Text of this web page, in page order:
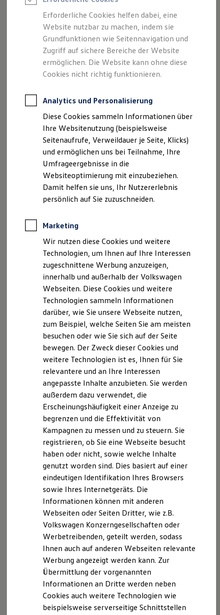
Elektroauto Leasing
Kleinwagen-Leasing
Leasing ohne Anzahlung
Finanzierung
Autokredit mit Schlussrate
Versicherungen und Garantien
Kfz-Versicherung
Restschuldversicherungen
Garantien
Professional Class bei Volkswagen
Behörden
Direktkunden
Sonderfahrzeuge
Anpfiff zum Gewinn
Elektromobilität
Elektroautos
ID. Tutorials
Elektrofahrzeugkonzepte
ID. EVERY1
Reichweite
Rekuperation
Laden unterwegs
Laden Zuhause
Ladestationen finden
Ladezeitensimulator
Batterie
Sicherheit
Nachhaltigkeit
Technologie
Kosten und Kauf
Verbrauchskosten
Kaufoptionen
E-Auto-Förderung
Software und Konnektivität
Die ID. Software 6
ID. Software Versionen und Updates
Digitale Extras
Schnittstellen zu Ihrem ID.
Marke und Erlebnis
Volkswagen R und R Experience
R-Modelle
R Experience
Driving Experience
Volkswagen entdecken
Werkbesichtigung
Lifestyle Shop
T-Roc Kollektion
Golf Kollektion
Volkswagen Kollektion
R-Kollektion
GTI Kollektion
Fußball Drop
we drive football
#wedriveproud
Besitzer und Service
myVolkswagen
Software Updates
Service und Ersatzteile
Inspektion und HU/AU
Kindersitz „i-SIZE Babyschale“
Ab Geburt, bis zu 83 cm (ca. 13 kg oder 15
Flache Liegeposition, für mehr Schutz und
Komfort
Einfaches Hineinsetzen dank 90°-Drehung zur
offenen Autotür auf der
Volkswagen Original
Base i-SENSE
5-Punkt-Gurtsystem
Einfach verstellbare Kopfstütze und Gurte
Sonnenverdeck
Kindersitz „i-SIZE Dualfix“
Ab Geburt, bis zu 105 cm (ca. 18 kg oder 4 Jahre)
Hohe Flexibilität: vorwärts- oder
rückwärtsgerichtet durch 360°-Drehfunktion
Mehr Beinfreiheit durch flexibel anpassbaren
Stützbügel
5-Punkt-Gurtsystem, höhenverstellbares
Stützbein und V-förmige Kopfstütze
Schnell abnehmbarer Bezug
Neugeborenen-Einsatz
Erforderliche Cookies helfen dabei, eine
Website nutzbar zu machen, indem sie
Grundfunktionen wie Seitennavigation und
Zugriff auf sichere Bereiche der Website
ermöglichen. Die Website kann ohne diese
Cookies nicht richtig funktionieren.
Analytics und Personalisierung
Diese Cookies sammeln Informationen über
Ihre Websitenutzung (beispielsweise
Seitenaufrufe, Verweildauer je Seite, Klicks)
und ermöglichen uns bei Teilnahme, Ihre
Umfrageergebnisse in die
Websiteoptimierung mit einzubeziehen.
Damit helfen sie uns, Ihr Nutzererlebnis
persönlich auf Sie zuzuschneiden.
Marketing
Wir nutzen diese Cookies und weitere
Technologien, um Ihnen auf Ihre Interessen
zugeschnittene Werbung anzuzeigen,
innerhalb und außerhalb der Volkswagen
Webseiten. Diese Cookies und weitere
Technologien sammeln Informationen
darüber, wie Sie unsere Webseite nutzen,
zum Beispiel, welche Seiten Sie am meisten
besuchen oder wie Sie sich auf der Seite
bewegen. Der Zweck dieser Cookies und
weitere Technologien ist es, Ihnen für Sie
relevantere und an Ihre Interessen
angepasste Inhalte anzubieten. Sie werden
außerdem dazu verwendet, die
Erscheinungshäufigkeit einer Anzeige zu
begrenzen und die Effektivität von
Kampagnen zu messen und zu steuern. Sie
registrieren, ob Sie eine Webseite besucht
haben oder nicht, sowie welche Inhalte
genutzt worden sind. Dies basiert auf einer
eindeutigen Identifikation Ihres Browsers
sowie Ihres Internetgeräts. Die
Informationen können mit anderen
Webseiten oder Seiten Dritter, wie z.B.
Volkswagen Konzerngesellschaften oder
Werbetreibenden, geteilt werden, sodass
Ihnen auch auf anderen Webseiten relevante
Werbung angezeigt werden kann. Zur
Übermittlung der vorgenannten
Informationen an Dritte werden neben
Cookies auch weitere Technologien wie
beispielsweise serverseitige Schnittstellen